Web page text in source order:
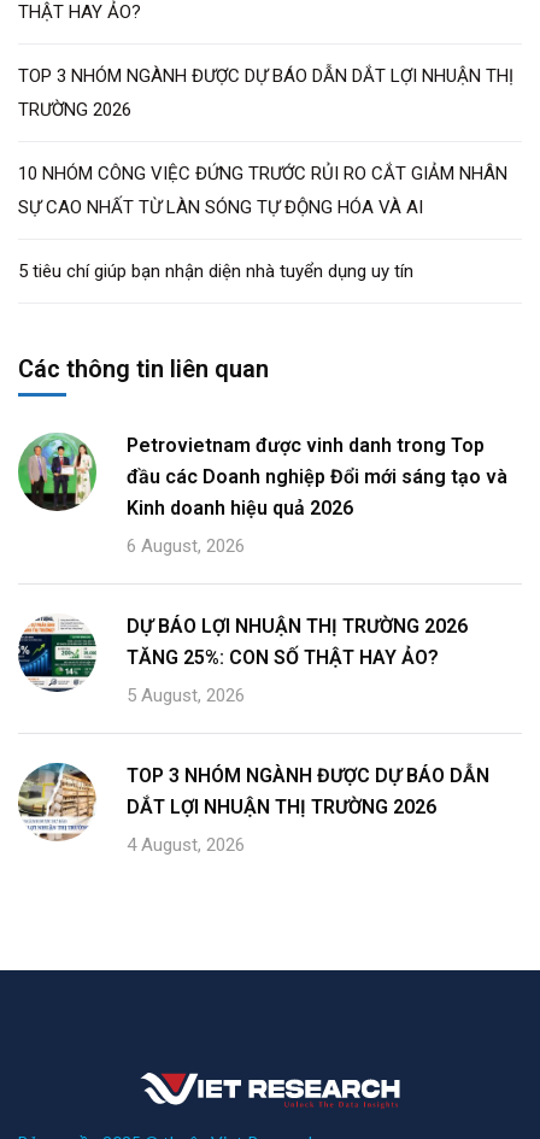
THẬT HAY ẢO?
TOP 3 NHÓM NGÀNH ĐƯỢC DỰ BÁO DẪN DẮT LỢI NHUẬN THỊ
TRƯỜNG 2026
10 NHÓM CÔNG VIỆC ĐỨNG TRƯỚC RỦI RO CẮT GIẢM NHÂN
SỰ CAO NHẤT TỪ LÀN SÓNG TỰ ĐỘNG HÓA VÀ AI
5 tiêu chí giúp bạn nhận diện nhà tuyển dụng uy tín
Các thông tin liên quan
Petrovietnam được vinh danh trong Top
đầu các Doanh nghiệp Đổi mới sáng tạo và
Kinh doanh hiệu quả 2026
6 August, 2026
DỰ BÁO LỢI NHUẬN THỊ TRƯỜNG 2026
TĂNG 25%: CON SỐ THẬT HAY ẢO?
5 August, 2026
TOP 3 NHÓM NGÀNH ĐƯỢC DỰ BÁO DẪN
DẮT LỢI NHUẬN THỊ TRƯỜNG 2026
4 August, 2026